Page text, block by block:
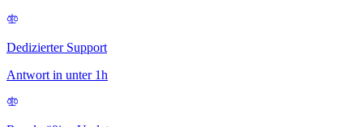
Dedizierter Support
Antwort in unter 1h